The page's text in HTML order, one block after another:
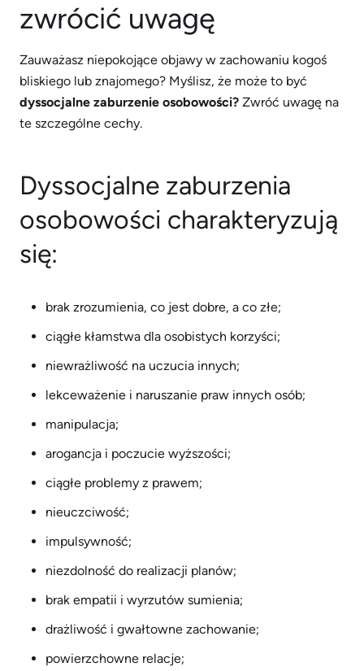
zwrócić uwagę
Zauważasz niepokojące objawy w zachowaniu kogoś
bliskiego lub znajomego? Myślisz, że może to być
dyssocjalne zaburzenie osobowości? Zwróć uwagę na
te szczególne cechy.
Dyssocjalne zaburzenia
osobowości charakteryzują
się:
brak zrozumienia, co jest dobre, a co złe;
ciągłe kłamstwa dla osobistych korzyści;
niewrażliwość na uczucia innych;
lekceważenie i naruszanie praw innych osób;
manipulacja;
arogancja i poczucie wyższości;
ciągłe problemy z prawem;
nieuczciwość;
impulsywność;
niezdolność do realizacji planów;
brak empatii i wyrzutów sumienia;
drażliwość i gwałtowne zachowanie;
powierzchowne relacje;